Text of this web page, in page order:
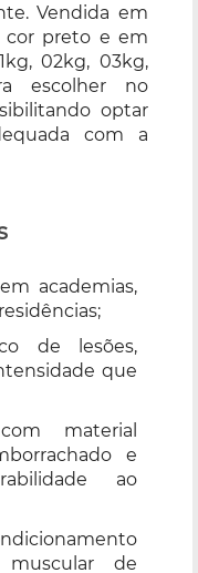
Vendida em
cor preto e em
02kg, 03kg,
escolher no
optar
com a
academias,
de lesões,
que
material
e
ao
de